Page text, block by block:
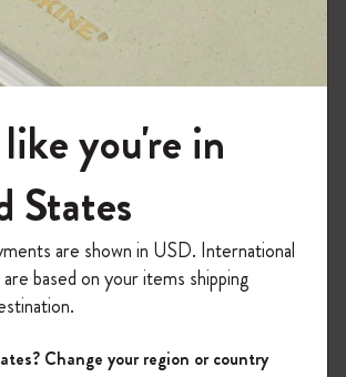
スキンの世界へようこそ
」を入力すると、初回注
フ＋送料無料になります。セ
ウトレット品は適用外。
アカウントを作成して限定オフ
you're in
States
are shown in USD. International
based on your items shipping
Change your region or country